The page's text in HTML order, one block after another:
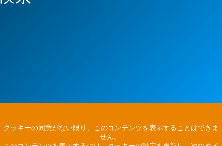
クッキーの同意がない限り、このコンテンツを表示することはできま
せん。